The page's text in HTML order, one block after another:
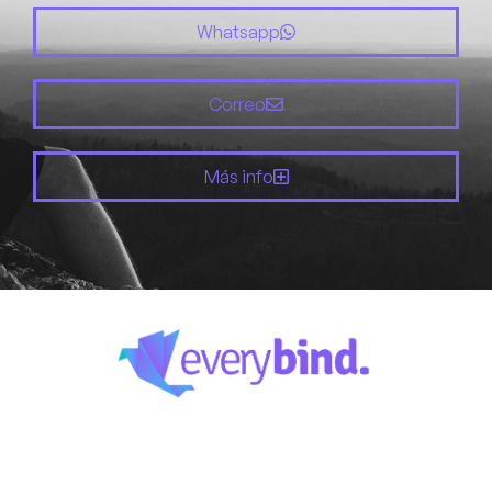
Whatsapp
Correo
Más info